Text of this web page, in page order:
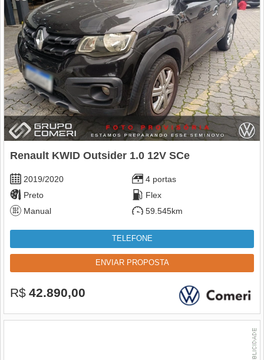
Renault KWID Outsider 1.0 12V SCe
2019/2020
4 portas
Preto
Flex
Manual
59.545km
TELEFONE
ENVIAR PROPOSTA
R$ 42.890,00